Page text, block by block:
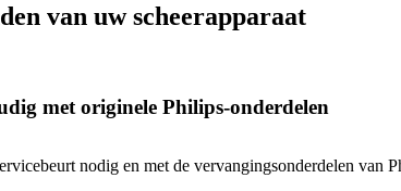
van uw scheerapparaat
met originele Philips-onderdelen
nodig en met de vervangingsonderdelen